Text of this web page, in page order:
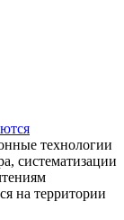
технологии
систематизации
на территории